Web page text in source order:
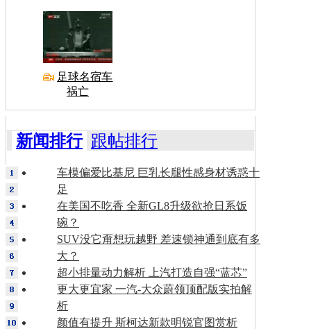
足球名宿车
祸亡
新闻排行 跟帖排行
车模偏爱比基尼 巨乳长腿性感身材诱惑十
足
在美国不吃香 全新GL8升级欲抢日系饭
碗？
SUV没它甭想玩越野 差速锁神通到底有多
大？
超小排量动力解析 上汽打造自强“蓝芯”
更大更宜家 一汽-大众蔚领顶配版实拍解
析
颜值有提升 斯柯达新款明锐官图赏析